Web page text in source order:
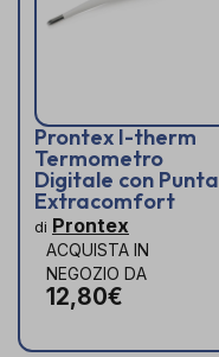
Prontex I-therm
Termometro
Digitale con Punta
Extracomfort
di Prontex
ACQUISTA IN
NEGOZIO DA
12,80€